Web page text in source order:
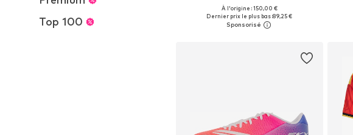
Top 100
+7
Disponible en plusieurs tailles
Ajouter au panier
À l'origine : 150,00 €
Dernier prix le plus bas :89,25 €